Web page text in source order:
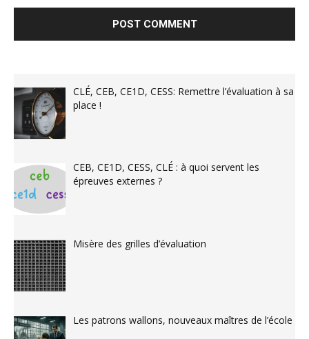
CLÉ, CEB, CE1D, CESS: Remettre l’évaluation à sa
place !
CEB, CE1D, CESS, CLÉ : à quoi servent les
épreuves externes ?
Misère des grilles d’évaluation
Les patrons wallons, nouveaux maîtres de l’école